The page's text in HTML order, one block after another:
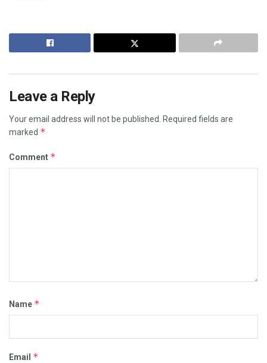
Leave a Reply
Your email address will not be published.
Required fields are
marked *
Comment *
Name *
Email *